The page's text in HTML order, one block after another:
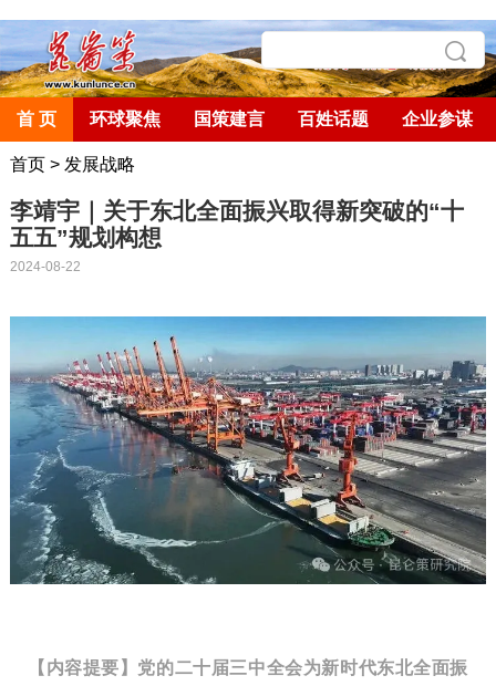
首 页 环球聚焦 国策建言 百姓话题 企业参谋
首页> 发展战略
李靖宇｜关于东北全面振兴取得新突破的“十
五五”规划构想
2024-08-22
【内容提要】党的二十届三中全会为新时代东北全面振